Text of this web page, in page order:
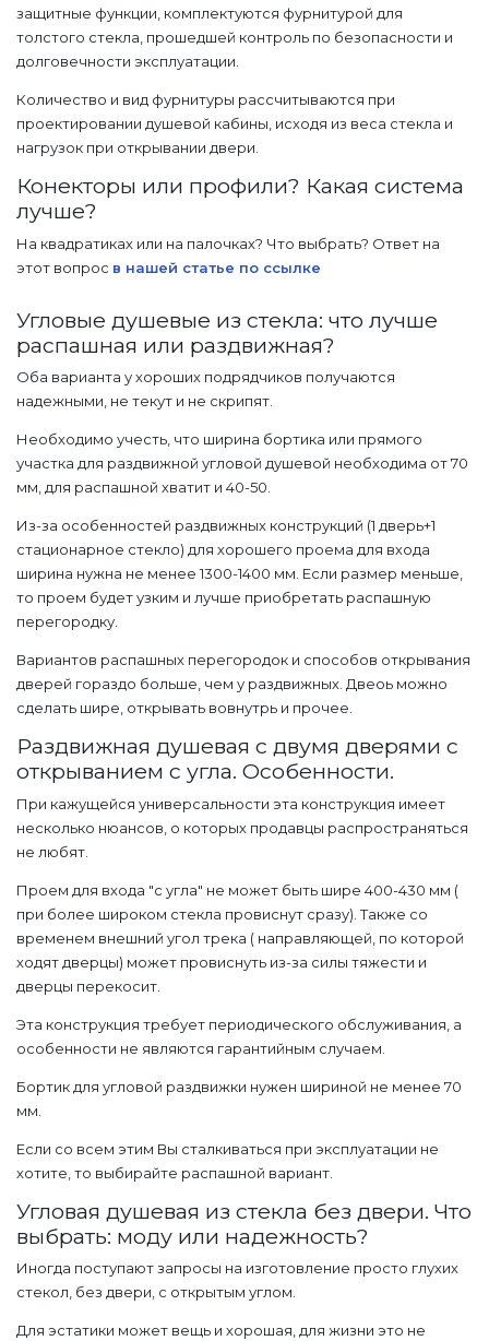
защитные функции, комплектуются фурнитурой для
толстого стекла, прошедшей контроль по безопасности и
долговечности эксплуатации.
Количество и вид фурнитуры рассчитываются при
проектировании душевой кабины, исходя из веса стекла и
нагрузок при открывании двери.
Конекторы или профили? Какая система
лучше?
На квадратиках или на палочках? Что выбрать? Ответ на
этот вопрос в нашей статье по ссылке
Угловые душевые из стекла: что лучше
распашная или раздвижная?
Оба варианта у хороших подрядчиков получаются
надежными, не текут и не скрипят.
Необходимо учесть, что ширина бортика или прямого
участка для раздвижной угловой душевой необходима от 70
мм, для распашной хватит и 40-50.
Из-за особенностей раздвижных конструкций (1 дверь+1
стационарное стекло) для хорошего проема для входа
ширина нужна не менее 1300-1400 мм. Если размер меньше,
то проем будет узким и лучше приобретать распашную
перегородку.
Вариантов распашных перегородок и способов открывания
дверей гораздо больше, чем у раздвижных. Двеоь можно
сделать шире, открывать вовнутрь и прочее.
Раздвижная душевая с двумя дверями с
открыванием с угла. Особенности.
При кажущейся универсальности эта конструкция имеет
несколько нюансов, о которых продавцы распространяться
не любят.
Проем для входа "с угла" не может быть шире 400-430 мм (
при более широком стекла провиснут сразу). Также со
временем внешний угол трека ( направляющей, по которой
ходят дверцы) может провиснуть из-за силы тяжести и
дверцы перекосит.
Эта конструкция требует периодического обслуживания, а
особенности не являются гарантийным случаем.
Бортик для угловой раздвижки нужен шириной не менее 70
мм.
Если со всем этим Вы сталкиваться при эксплуатации не
хотите, то выбирайте распашной вариант.
Угловая душевая из стекла без двери. Что
выбрать: моду или надежность?
Иногда поступают запросы на изготовление просто глухих
стекол, без двери, с открытым углом.
Для эстатики может вещь и хорошая, для жизни это не